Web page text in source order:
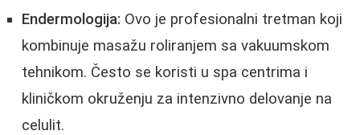
Endermologija: Ovo je profesionalni tretman koji
kombinuje masažu roliranjem sa vakuumskom
tehnikom. Često se koristi u spa centrima i
kliničkom okruženju za intenzivno delovanje na
celulit.